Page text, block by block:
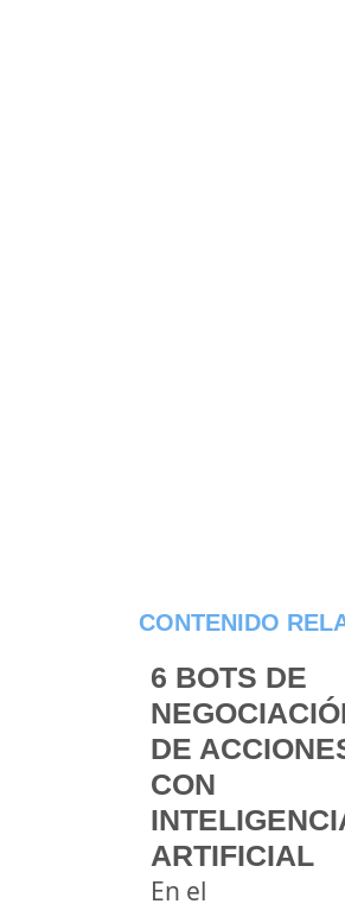
CONTENIDO
6 BOTS DE
NEGOCIACIÓN
DE ACCIONES
CON
INTELIGENCIA
ARTIFICIAL
En el